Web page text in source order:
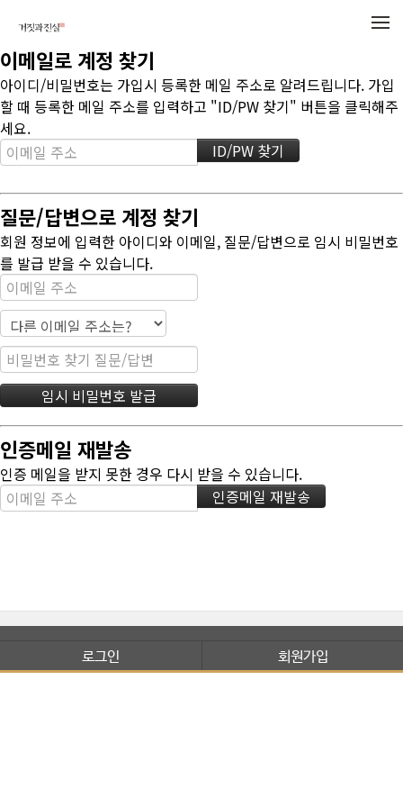
이메일로 계정 찾기
아이디/비밀번호는 가입시 등록한 메일 주소로 알려드립니다. 가입
할 때 등록한 메일 주소를 입력하고 "ID/PW 찾기" 버튼을 클릭해주
세요.
질문/답변으로 계정 찾기
회원 정보에 입력한 아이디와 이메일, 질문/답변으로 임시 비밀번호
를 발급 받을 수 있습니다.
인증메일 재발송
인증 메일을 받지 못한 경우 다시 받을 수 있습니다.
로그인 회원가입